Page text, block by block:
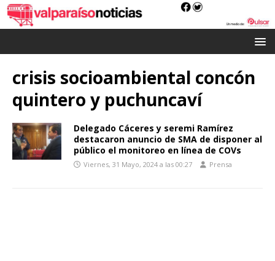
crisis socioambiental concón
quintero y puchuncaví
Delegado Cáceres y seremi Ramírez
destacaron anuncio de SMA de disponer al
público el monitoreo en línea de COVs
Viernes, 31 Mayo, 2024 a las 00:27 Prensa